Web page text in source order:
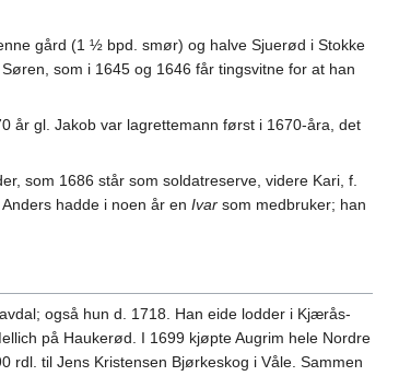
gård (1 ½ bpd. smør) og halve Sjuerød i Stokke
som i 1645 og 1646 får tingsvitne for at han
år gl. Jakob var lagrettemann først i 1670-åra, det
som 1686 står som soldatreserve, videre Kari, f.
hadde i noen år en Ivar som medbruker; han
også hun d. 1718. Han eide lodder i Kjærås-
på Haukerød. I 1699 kjøpte Augrim hele Nordre
rdl. til Jens Kristensen Bjørkeskog i Våle. Sammen